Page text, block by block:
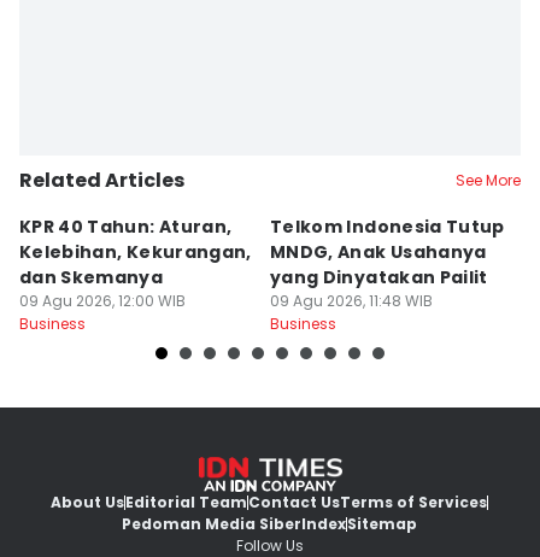
Related Articles See More
KPR 40 Tahun: Aturan,
Kelebihan, Kekurangan,
dan Skemanya
09 Agu 2026, 12:00 WIB
Business
Telkom Indonesia Tutup
MNDG, Anak Usahanya
yang Dinyatakan Pailit
09 Agu 2026, 11:48 WIB
Business
About UsEditorial TeamContact UsTerms of Services
Pedoman Media SiberIndexSitemap
Follow Us